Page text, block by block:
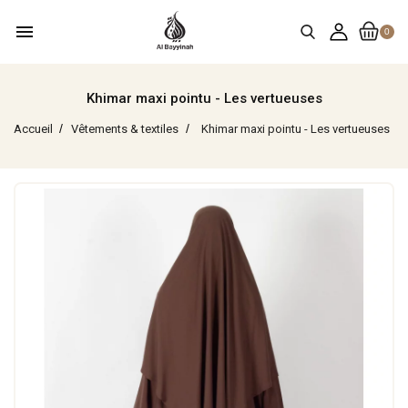
0
menu
Khimar maxi pointu - Les vertueuses
Accueil Vêtements & textiles Khimar maxi pointu - Les vertueuses